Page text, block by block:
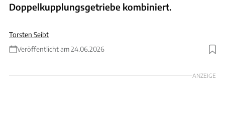
Doppelkupplungsgetriebe kombiniert.
Torsten Seibt
Veröffentlicht am 24.06.2026
Foto: Seibt / USPTO / KI-generiertes Bild
ANZEIGE